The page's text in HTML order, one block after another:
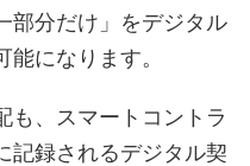
部分だけ」をデジタル
能になります。
も、スマートコントラ
記録されるデジタル契